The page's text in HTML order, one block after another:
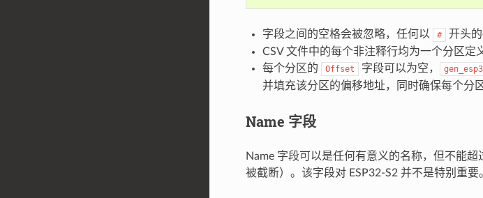
字段之间的空格会被忽略，任何以 #
开头
CSV 文件中的每个非注释行均为一个分区定
每个分区的
Offset 字段可以为空，
并填充该分区的偏移地址，同时确保每个分
Name 字段
Name 字段可以是任何有意义的名称，但不能
被截断）。该字段对 ESP32-S2 并不是特别重要